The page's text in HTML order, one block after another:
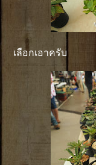
เลือกเอาครับ